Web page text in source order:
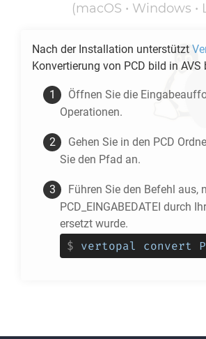
(macOS • Windows •
Nach der Installation unterstützt
Konvertierung von PCD bild in AVS
Öffnen Sie die
Operationen.
Gehen Sie in den PCD
Sie den Pfad an.
Führen Sie den Befehl aus,
PCD_EINGABEDATEI durch
ersetzt wurde.
$ vertopal convert